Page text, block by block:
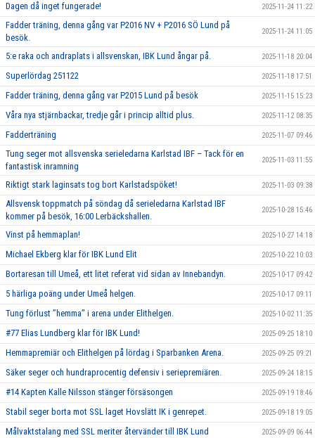
Dagen då inget fungerade! 2025-11-24 11:22
Fadder träning, denna gång var P2016 NV + P2016 SÖ Lund på
besök.
2025-11-24 11:05
5:e raka och andraplats i allsvenskan, IBK Lund ångar på. 2025-11-18 20:04
Superlördag 251122 2025-11-18 17:51
Fadder träning, denna gång var P2015 Lund på besök 2025-11-15 15:23
Våra nya stjärnbackar, tredje går i princip alltid plus. 2025-11-12 08:35
Fadderträning 2025-11-07 09:46
Tung seger mot allsvenska serieledarna Karlstad IBF – Tack för en
fantastisk inramning
2025-11-03 11:55
Riktigt stark laginsats tog bort Karlstadspöket! 2025-11-03 09:38
Allsvensk toppmatch på söndag då serieledarna Karlstad IBF
kommer på besök, 16:00 Lerbäckshallen.
2025-10-28 15:46
Vinst på hemmaplan! 2025-10-27 14:18
Michael Ekberg klar för IBK Lund Elit 2025-10-22 10:03
Bortaresan till Umeå, ett litet referat vid sidan av Innebandyn. 2025-10-17 09:42
5 härliga poäng under Umeå helgen. 2025-10-17 09:11
Tung förlust ’’hemma’’ i arena under Elithelgen. 2025-10-02 11:35
#77 Elias Lundberg klar för IBK Lund! 2025-09-25 18:10
Hemmapremiär och Elithelgen på lördag i Sparbanken Arena. 2025-09-25 09:21
Säker seger och hundraprocentig defensiv i seriepremiären. 2025-09-24 18:15
#14 Kapten Kalle Nilsson stänger försäsongen 2025-09-19 18:46
Stabil seger borta mot SSL laget Hovslätt IK i genrepet. 2025-09-18 19:05
Målvaktstalang med SSL meriter återvänder till IBK Lund 2025-09-09 06:44